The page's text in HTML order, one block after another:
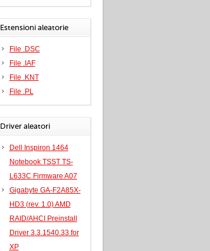
Estensioni aleatorie
File .DSC
File .IAF
File .KNT
File .PL
Driver aleatori
Dell Inspiron 1464
Notebook TSST TS-
L633C Firmware A07
Gigabyte GA-F2A85X-
HD3 (rev. 1.0) AMD
RAID/AHCI Preinstall
Driver 3.3.1540.33 for
XP